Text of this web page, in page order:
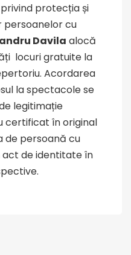
protecția și
cu
Davila alocă
locuri gratuite la
Acordarea
la spectacole se
legitimație
certificat în original
de persoană cu
act de identitate în